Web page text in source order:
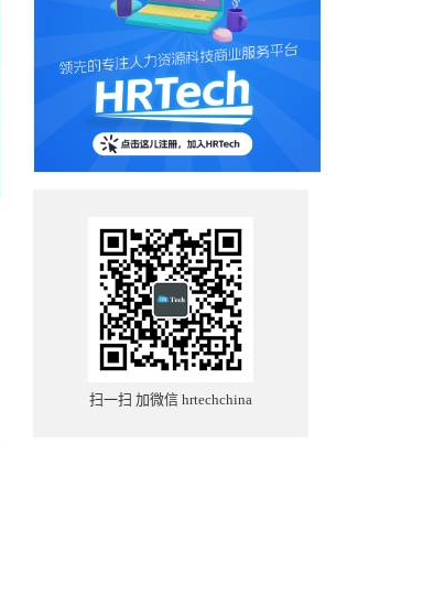
扫一扫 加微信 hrtechchina